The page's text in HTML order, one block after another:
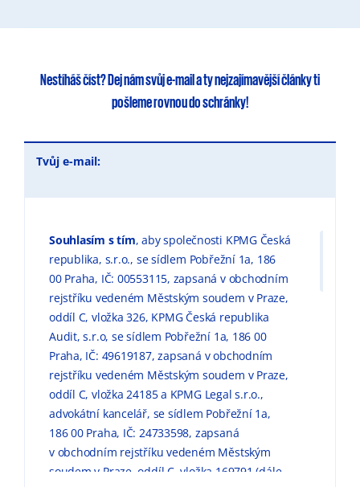
Nestíháš číst?Dej nám svůj e-maila tynejzajímavější článkyti
pošleme rovnou do schránky!
Tvůj e-mail:
Souhlasím s tím, aby společnosti KPMG Česká
republika, s.r.o., se sídlem Pobřežní 1a, 186
00 Praha, IČ: 00553115, zapsaná v obchodním
rejstříku vedeném Městským soudem v Praze,
oddíl C, vložka 326, KPMG Česká republika
Audit, s.r.o, se sídlem Pobřežní 1a, 186 00
Praha, IČ: 49619187, zapsaná v obchodním
rejstříku vedeném Městským soudem v Praze,
oddíl C, vložka 24185 a KPMG Legal s.r.o.,
advokátní kancelář, se sídlem Pobřežní 1a,
186 00 Praha, IČ: 24733598, zapsaná
v obchodním rejstříku vedeném Městským
soudem v Praze, oddíl C, vložka 169791 (dále